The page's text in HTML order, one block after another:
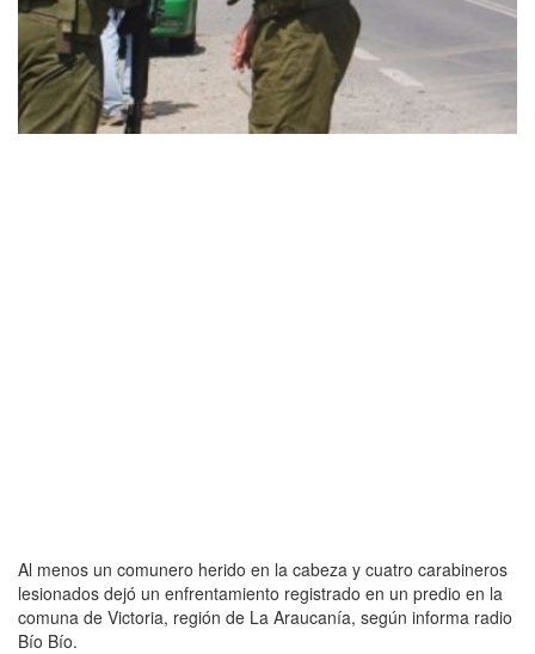
Al menos un comunero herido en la cabeza y cuatro carabineros
lesionados dejó un enfrentamiento registrado en un predio en la
comuna de Victoria, región de La Araucanía, según informa radio
Bío Bío.